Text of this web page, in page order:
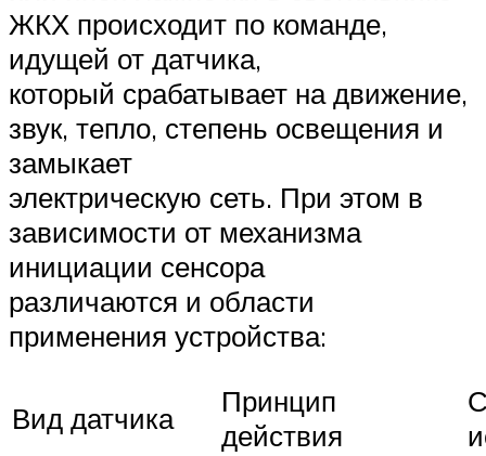
ЖКХ происходит по команде,
идущей от датчика,
который срабатывает на движение,
звук, тепло, степень освещения и
замыкает
электрическую сеть. При этом в
зависимости от механизма
инициации сенсора
различаются и области
применения устройства:
Вид датчика
Принцип
действия